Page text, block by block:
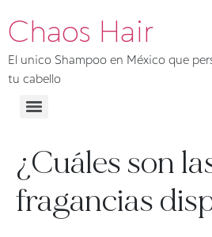
Chaos Hair
El unico Shampoo en México que
tu cabello
¿Cuáles son
fragancias